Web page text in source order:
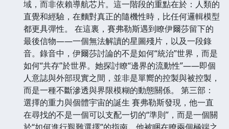
域，而非依賴導航芯片。這一階段的重點在於：人類的
直覺和經驗，在麵對真正的隨機性時，比任何邏輯模型
都更具彈性。 在這裏，賽弗勒斯遇到瞭伊爾莎留下的
最後信物——一個無法解讀的星圖殘片，以及一段錄
音。錄音中，伊爾莎討論的不是如何“統治”世界，而是
如何“共存”於世界。她探討瞭“邊界的流動性”——即個
人意誌與外部現實之間，並非是單嚮的控製與被控製，
而是一種不斷滲透與界限模糊的動態關係。 第三部：
選擇的重力與個體宇宙的誕生 賽弗勒斯發現，他一直
在尋找的不是一個可以支配一切的“準則”，而是一個關